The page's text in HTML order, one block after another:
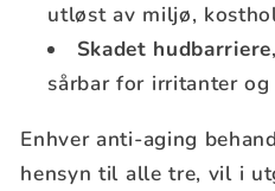
utløst av miljø,
Skadet hudbarriere
sårbar for irritanter
Enhver anti-aging
hensyn til alle tre, vil i